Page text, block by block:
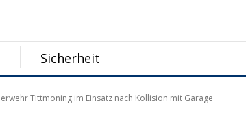
Sicherheit
Tittmoning im Einsatz nach Kollision mit Garage